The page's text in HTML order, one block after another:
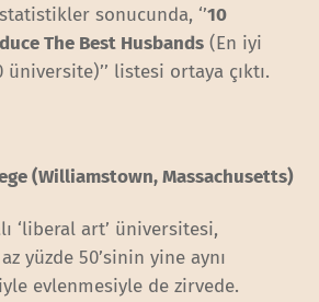
sonucunda, ‘’10
The Best Husbands (En iyi
listesi ortaya çıktı.
(Williamstown, Massachusetts)
‘liberal art’ üniversitesi,
yüzde 50’sinin yine aynı
evlenmesiyle de zirvede.